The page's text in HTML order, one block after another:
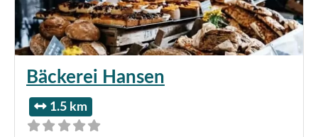
Bäckerei Hansen
1.5 km